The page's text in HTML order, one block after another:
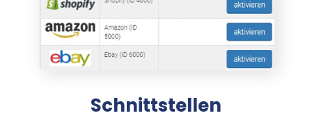
Schnittstellen